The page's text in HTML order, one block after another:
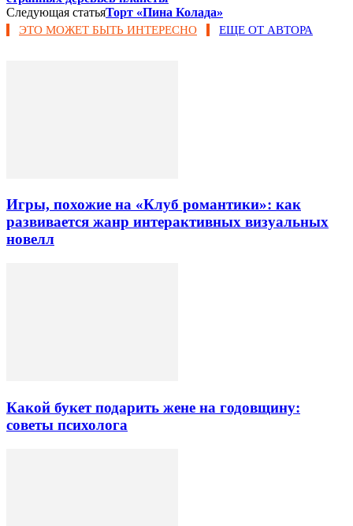
Следующая статьяТорт «Пина Колада»
ЭТО МОЖЕТ БЫТЬ ИНТЕРЕСНО ЕЩЕ ОТ АВТОРА
Игры, похожие на «Клуб романтики»: как
развивается жанр интерактивных визуальных
новелл
Какой букет подарить жене на годовщину:
советы психолога